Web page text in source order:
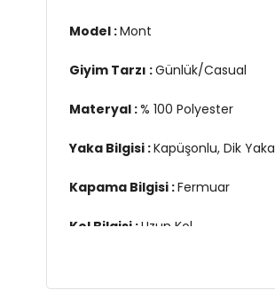
Model :Mont
Giyim Tarzı :Günlük/Casual
Materyal :% 100 Polyester
Yaka Bilgisi :Kapüşonlu, Dik Yaka
Kapama Bilgisi :Fermuar
Kol Bilgisi :Uzun Kol